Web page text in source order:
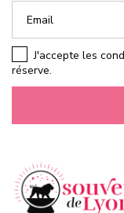
J'accepte les
réserve.